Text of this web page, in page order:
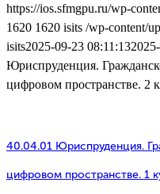
https://ios.sfmgpu.ru/wp-
1620 1620 isits /wp-content/
isits2025-09-23 08:11:13
Юриспруденция.
цифровом пространстве. 2
40.04.01 Юриспруденция.
цифровом пространстве. 1